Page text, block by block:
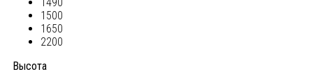
1490
1500
1650
2200
Высота